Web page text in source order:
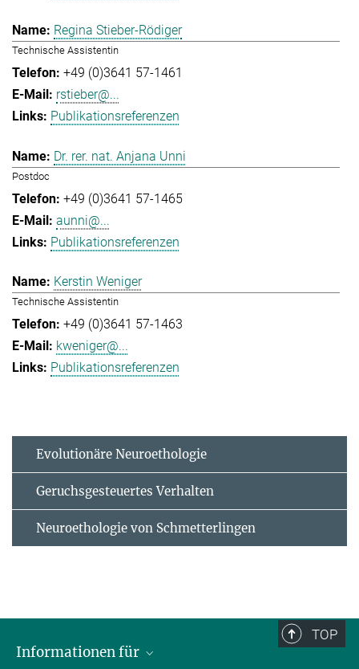
Regina Stieber-Rödiger
Technische Assistentin
+49 (0)3641 57-1461
rstieber@...
Publikationsreferenzen
Dr. rer. nat. Anjana Unni
Postdoc
+49 (0)3641 57-1465
aunni@...
Publikationsreferenzen
Kerstin Weniger
Technische Assistentin
+49 (0)3641 57-1463
kweniger@...
Publikationsreferenzen
Evolutionäre Neuroethologie
Geruchsgesteuertes Verhalten
Neuroethologie von Schmetterlingen
TOP
Informationen für